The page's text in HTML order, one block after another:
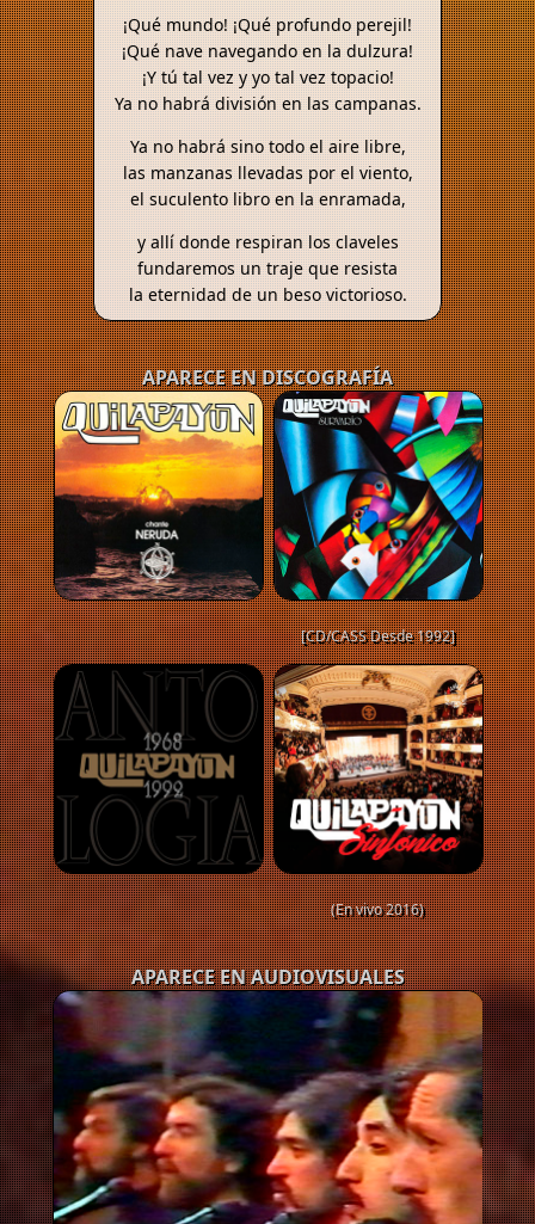
¡Qué mundo! ¡Qué profundo perejil!
¡Qué nave navegando en la dulzura!
¡Y tú tal vez y yo tal vez topacio!
Ya no habrá división en las campanas.
Ya no habrá sino todo el aire libre,
las manzanas llevadas por el viento,
el suculento libro en la enramada,
y allí donde respiran los claveles
fundaremos un traje que resista
la eternidad de un beso victorioso.
APARECE EN DISCOGRAFÍA
[CD/CASS Desde 1992]
(En vivo 2016)
APARECE EN AUDIOVISUALES